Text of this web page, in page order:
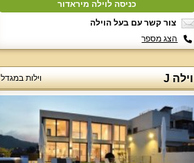
כניסה לוילה מיראדור
צור קשר עם בעל הוילה
הצג מספר
וילה J וילות במגדל